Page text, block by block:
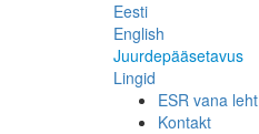
Eesti
English
Juurdepääsetavus
Lingid
ESR vana leht
Kontakt